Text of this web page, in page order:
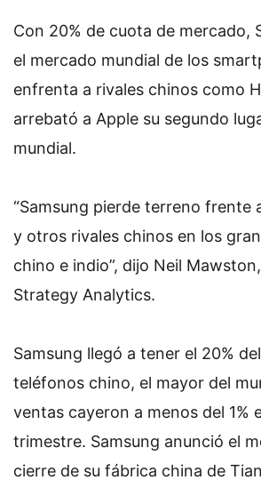
Con 20% de cuota de mercado,
el mercado mundial de los
enfrenta a rivales chinos como
arrebató a Apple su segundo
mundial.
“Samsung pierde terreno frente
y otros rivales chinos en los
chino e indio”, dijo Neil
Strategy Analytics.
Samsung llegó a tener el 20%
teléfonos chino, el mayor del
ventas cayeron a menos del 1%
trimestre. Samsung anunció el
cierre de su fábrica china de